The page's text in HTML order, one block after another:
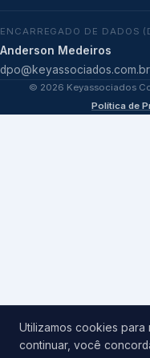
ENCARREGADO DE DADOS
Anderson Medeiros
dpo@keyassociados.com.br
© 2026 Keyassociados
Política de
Utilizamos cookies para
continuar, você